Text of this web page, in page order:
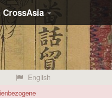
CrossAsia
English